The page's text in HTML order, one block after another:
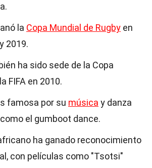
la Copa Mundial de Rugby en
2019.
ha sido sede de la Copa
FIFA en 2010.
famosa por su música y danza
el gumboot dance.
ha ganado reconocimiento
con películas como "Tsotsi"